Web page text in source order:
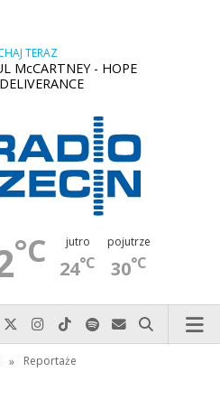
TERAZ
McCARTNEY - HOPE
°C jutro
24°C
pojutrze
30°C
po prostu do nas zadzwoń
Odwiedź nas na Facebook-u
Odwiedź nas na X
Odwiedź nas na Instagram-ie
Odwiedź nas na TikTok-u
Szukaj nas na Spotify
Wyślij do nas
Szukaj
» Reportaże